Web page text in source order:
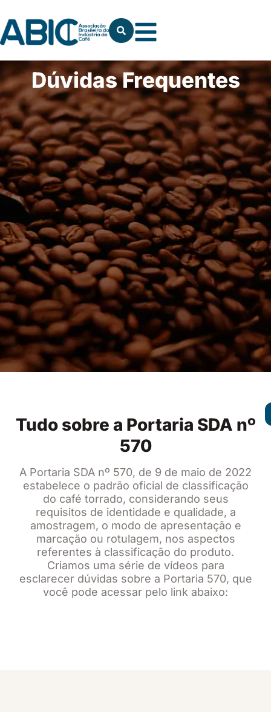
Dúvidas Frequentes
Tudo sobre a Portaria SDA nº
570
A Portaria SDA nº 570, de 9 de maio de 2022
estabelece o padrão oficial de classificação
do café torrado, considerando seus
requisitos de identidade e qualidade, a
amostragem, o modo de apresentação e
marcação ou rotulagem, nos aspectos
referentes à classificação do produto.
Criamos uma série de vídeos para
esclarecer dúvidas sobre a Portaria 570, que
você pode acessar pelo link abaixo: